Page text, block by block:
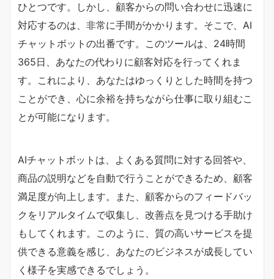
ひとつです。しかし、顧客からの問い合わせに迅速に
対応するのは、非常に手間がかかります。そこで、AI
チャットボットの出番です。このツールは、24時間
365日、あなたの代わりに顧客対応を行ってくれま
す。これにより、あなたはゆっくりとした時間を持つ
ことができ、心に余裕を持ちながら仕事に取り組むこ
とが可能になります。
AIチャットボットは、よくある質問に対する回答や、
商品の説明などを自動で行うことができるため、顧客
満足度が向上します。また、顧客からのフィードバッ
クをリアルタイムで収集し、改善点を見つける手助け
もしてくれます。このように、質の高いサービスを提
供できる意義を感じ、あなたのビジネスが成長してい
く様子を実感できるでしょう。